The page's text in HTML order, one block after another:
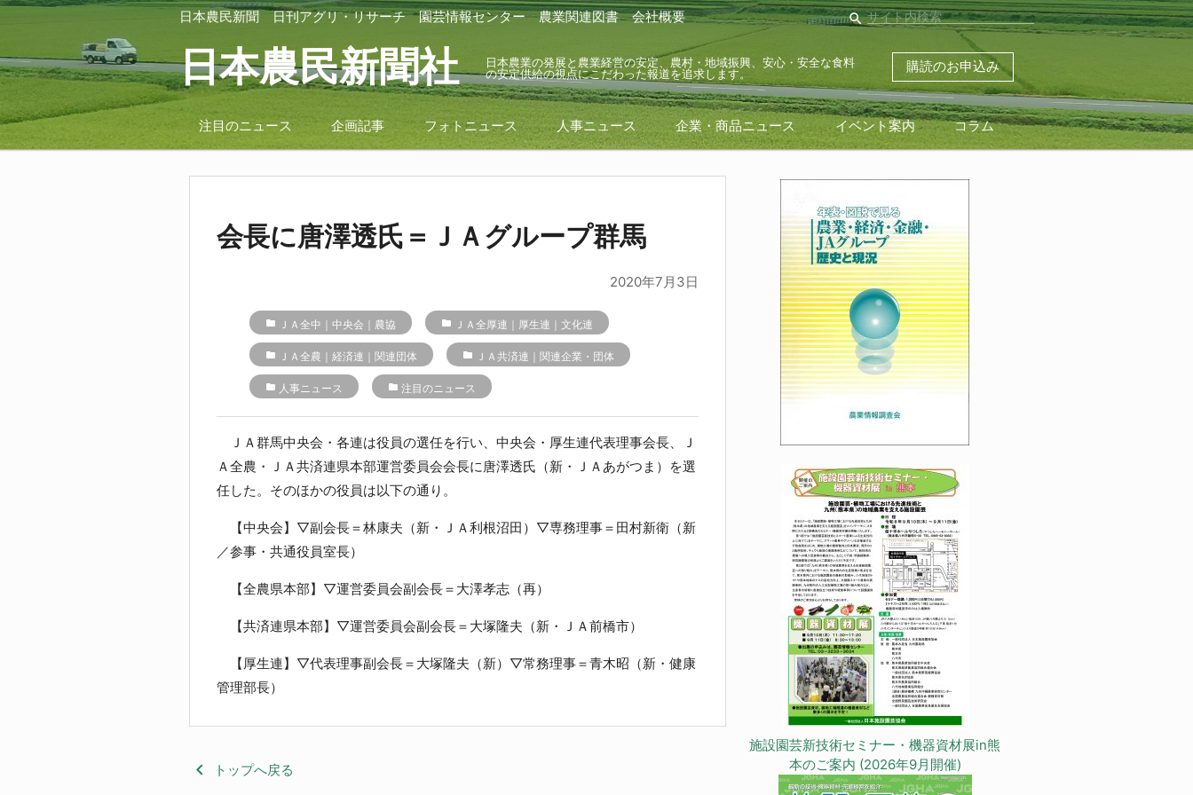
日本農民新聞 日刊アグリ・リサーチ 園芸情報センター 農業関連図書 会社概要 search
日本農民新聞社
日本農業の発展と農業経営の安定、農村・地域振興、安心・安全な食料
の安定供給の視点にこだわった報道を追求します。
購読のお申込み
注目のニュース 企画記事 フォトニュース 人事ニュース 企業・商品ニュース イベント案内 コラム
会長に唐澤透氏＝ＪＡグループ群馬
2020年7月3日
folder ＪＡ全中｜中央会｜農協 folder ＪＡ全厚連｜厚生連｜文化連
folder ＪＡ全農｜経済連｜関連団体 folder ＪＡ共済連｜関連企業・団体
folder 人事ニュース folder 注目のニュース
ＪＡ群馬中央会・各連は役員の選任を行い、中央会・厚生連代表理事会長、Ｊ
Ａ全農・ＪＡ共済連県本部運営委員会会長に唐澤透氏（新・ＪＡあがつま）を選
任した。そのほかの役員は以下の通り。
【中央会】▽副会長＝林康夫（新・ＪＡ利根沼田）▽専務理事＝田村新衛（新
／参事・共通役員室長）
【全農県本部】▽運営委員会副会長＝大澤孝志（再）
【共済連県本部】▽運営委員会副会長＝大塚隆夫（新・ＪＡ前橋市）
【厚生連】▽代表理事副会長＝大塚隆夫（新）▽常務理事＝青木昭（新・健康
管理部長）
keyboard_arrow_left トップへ戻る
施設園芸新技術セミナー・機器資材展in熊
本のご案内 (2026年9月開催)